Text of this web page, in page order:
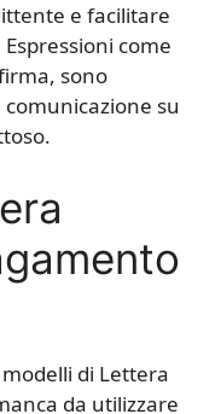
e facilitare
come
sono
su
di Lettera
da utilizzare